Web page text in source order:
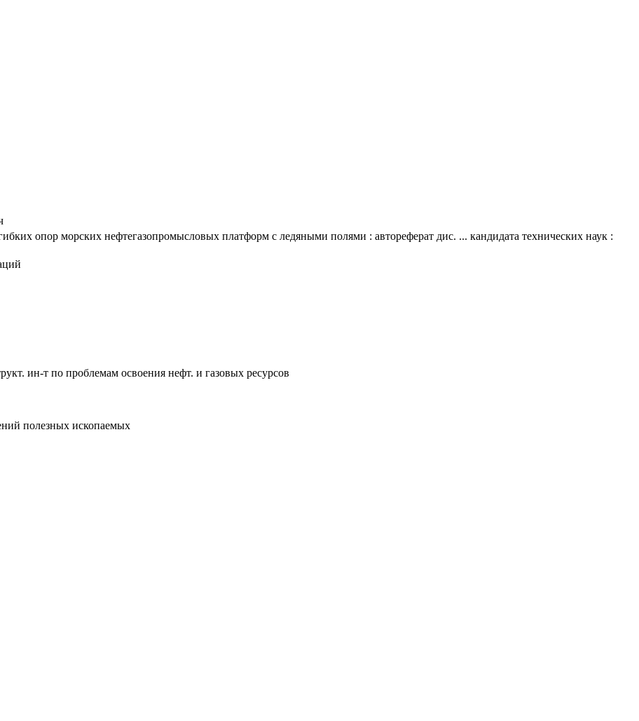
опор морских нефтегазопромысловых платформ с ледяными полями : автореферат дис. ... кандидата технических наук :
ин-т по проблемам освоения нефт. и газовых ресурсов
полезных ископаемых